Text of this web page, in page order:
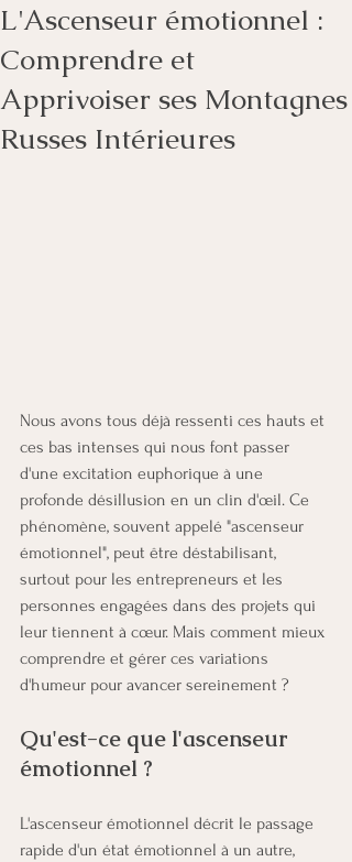
L'Ascenseur émotionnel :
Comprendre et
Apprivoiser ses Montagnes
Russes Intérieures
Nous avons tous déjà ressenti ces hauts et
ces bas intenses qui nous font passer
d'une excitation euphorique à une
profonde désillusion en un clin d'œil. Ce
phénomène, souvent appelé "ascenseur
émotionnel", peut être déstabilisant,
surtout pour les entrepreneurs et les
personnes engagées dans des projets qui
leur tiennent à cœur. Mais comment mieux
comprendre et gérer ces variations
d'humeur pour avancer sereinement ?
Qu'est-ce que l'ascenseur
émotionnel ?
L'ascenseur émotionnel décrit le passage
rapide d'un état émotionnel à un autre,